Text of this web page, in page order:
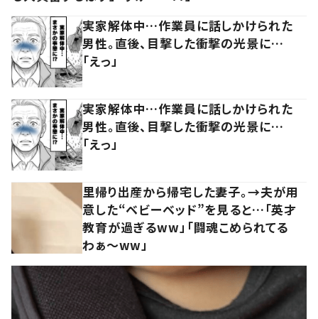
実家解体中…作業員に話しかけられた
男性。直後、目撃した衝撃の光景に…
「えっ」
実家解体中…作業員に話しかけられた
男性。直後、目撃した衝撃の光景に…
「えっ」
里帰り出産から帰宅した妻子。→夫が用
意した“ベビーベッド”を見ると…「英才
教育が過ぎるww」「闘魂こめられてる
わぁ～ww」